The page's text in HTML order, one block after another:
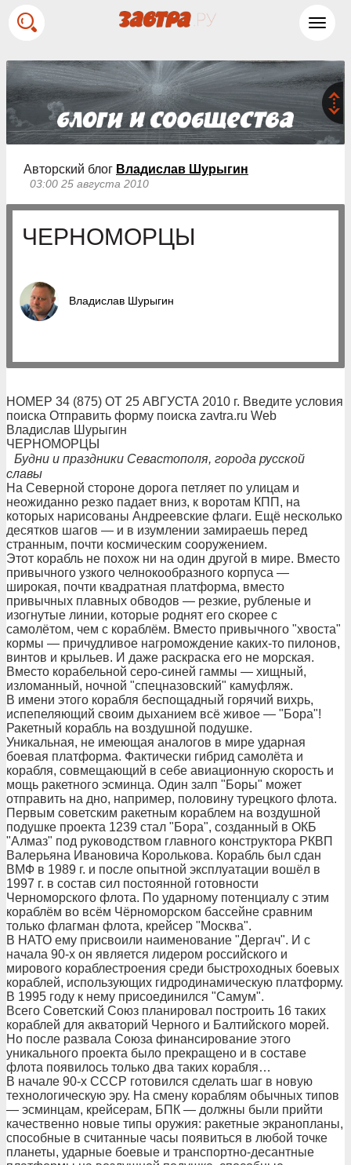
Авторский блог Владислав Шурыгин
03:00 25 августа 2010
ЧЕРНОМОРЦЫ
Владислав Шурыгин
НОМЕР 34 (875) ОТ 25 АВГУСТА 2010 г. Введите условия
поиска Отправить форму поиска zavtra.ru Web
Владислав Шурыгин
ЧЕРНОМОРЦЫ
Будни и праздники Севастополя, города русской
славы
На Северной стороне дорога петляет по улицам и
неожиданно резко падает вниз, к воротам КПП, на
которых нарисованы Андреевские флаги. Ещё несколько
десятков шагов — и в изумлении замираешь перед
странным, почти космическим сооружением.
Этот корабль не похож ни на один другой в мире. Вместо
привычного узкого челнокообразного корпуса —
широкая, почти квадратная платформа, вместо
привычных плавных обводов — резкие, рубленые и
изогнутые линии, которые роднят его скорее с
самолётом, чем с кораблём. Вместо привычного "хвоста"
кормы — причудливое нагромождение каких-то пилонов,
винтов и крыльев. И даже раскраска его не морская.
Вместо корабельной серо-синей гаммы — хищный,
изломанный, ночной "спецназовский" камуфляж.
В имени этого корабля беспощадный горячий вихрь,
испепеляющий своим дыханием всё живое — "Бора"!
Ракетный корабль на воздушной подушке.
Уникальная, не имеющая аналогов в мире ударная
боевая платформа. Фактически гибрид самолёта и
корабля, совмещающий в себе авиационную скорость и
мощь ракетного эсминца. Один залп "Боры" может
отправить на дно, например, половину турецкого флота.
Первым советским ракетным кораблем на воздушной
подушке проекта 1239 стал "Бора", созданный в ОКБ
"Алмаз" под руководством главного конструктора РКВП
Валерьяна Ивановича Королькова. Корабль был сдан
ВМФ в 1989 г. и после опытной эксплуатации вошёл в
1997 г. в состав сил постоянной готовности
Черноморского флота. По ударному потенциалу с этим
кораблём во всём Чёрноморском бассейне сравним
только флагман флота, крейсер "Москва".
В НАТО ему присвоили наименование "Дергач". И с
начала 90-х он является лидером российского и
мирового кораблестроения среди быстроходных боевых
кораблей, использующих гидродинамическую платформу.
В 1995 году к нему присоединился "Самум".
Всего Советский Союз планировал построить 16 таких
кораблей для акваторий Черного и Балтийского морей.
Но после развала Союза финансирование этого
уникального проекта было прекращено и в составе
флота появилось только два таких корабля…
В начале 90-х СССР готовился сделать шаг в новую
технологическую эру. На смену кораблям обычных типов
— эсминцам, крейсерам, БПК — должны были прийти
качественно новые типы оружия: ракетные экранопланы,
способные в считанные часы появиться в любой точке
планеты, ударные боевые и транспортно-десантные